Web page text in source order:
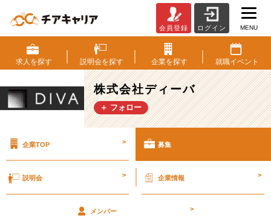
式
会
社
デ
ィ
ー
用/
-
【エ
会員登録 ログイン MENU
求人を探す 説明会を探す 企業を探す 就職イベント
株式会社ディーバ
＋ フォロー
企業TOP > 募集
説明会 > 企業情報 >
メンバー >